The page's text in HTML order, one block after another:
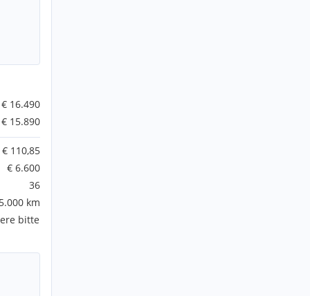
€ 16.490
€ 15.890
€ 110,85
€ 6.600
36
km
bitte